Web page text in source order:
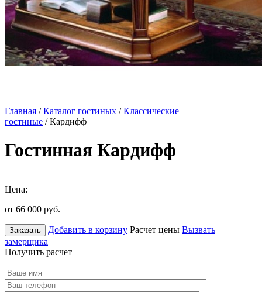
Главная /Каталог гостиных /Классические
гостиные / Кардифф
Гостинная Кардифф
Цена:
от 66 000 руб.
Заказать Добавить в корзину Расчет цены Вызвать
замерщика
Получить расчет